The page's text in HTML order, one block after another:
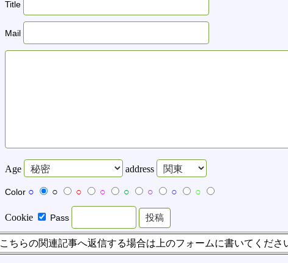
Title
Mail
Age address
Color ○ ○ ○ ○ ○ ○ ○ ○
Cookie Pass
こちらの関連記事へ返信する場合は上のフォームに書いてくださ